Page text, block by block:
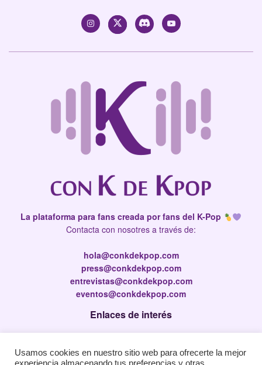
La plataforma para fans creada por fans del K-Pop
Contacta con nosotres a través de:
hola@conkdekpop.com
press@conkdekpop.com
entrevistas@conkdekpop.com
eventos@conkdekpop.com
Enlaces de interés
Política de privacidad
Usamos cookies en nuestro sitio web para ofrecerte la mejor